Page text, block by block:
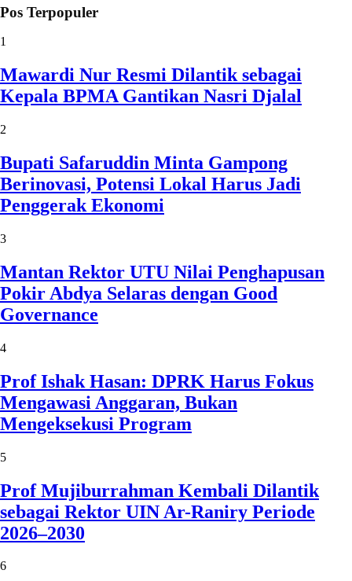
Pos Terpopuler
1
Mawardi Nur Resmi Dilantik sebagai
Kepala BPMA Gantikan Nasri Djalal
2
Bupati Safaruddin Minta Gampong
Berinovasi, Potensi Lokal Harus Jadi
Penggerak Ekonomi
3
Mantan Rektor UTU Nilai Penghapusan
Pokir Abdya Selaras dengan Good
Governance
4
Prof Ishak Hasan: DPRK Harus Fokus
Mengawasi Anggaran, Bukan
Mengeksekusi Program
5
Prof Mujiburrahman Kembali Dilantik
sebagai Rektor UIN Ar-Raniry Periode
2026–2030
6